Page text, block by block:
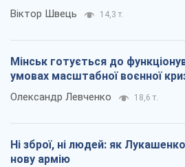
Віктор Швець 14,3 т.
Мінськ готується до
умовах масштабної воєнної
Олександр Левченко 18,6 т.
Ні зброї, ні людей: як
нову армію